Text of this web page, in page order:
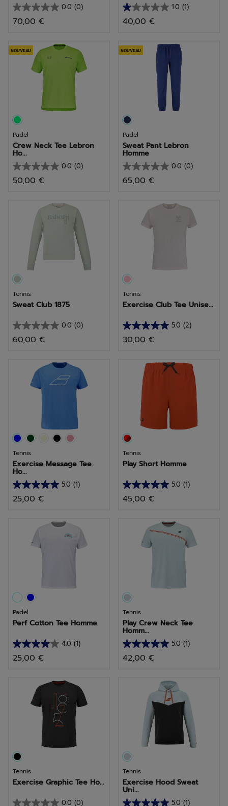
0.0 (0)
0.0
sur
étoiles.
70,00 €
1.0 (1)
1.0
sur
étoiles.
40,00 €
NOUVEAU
Padel
Crew Neck Tee Lebron
Ho...
0.0 (0)
0.0
sur
étoiles.
50,00 €
NOUVEAU
Padel
Sweat Pant Lebron
Homme
0.0 (0)
0.0
sur
étoiles.
65,00 €
Tennis
Sweat Club 1875
0.0 (0)
0.0
sur
étoiles.
60,00 €
Tennis
Exercise Club Tee Unise...
5.0 (2)
5.0
sur
étoiles.
30,00 €
Tennis
Exercise Message Tee
Ho...
5.0 (1)
5.0
sur
étoiles.
25,00 €
Tennis
Play Short Homme
5.0 (1)
5.0
sur
étoiles.
45,00 €
Padel
Perf Cotton Tee Homme
4.0 (1)
4.0
sur
étoiles.
25,00 €
Tennis
Play Crew Neck Tee
Homm...
5.0 (1)
5.0
sur
42,00 €
Tennis
Exercise Graphic Tee Ho...
0.0 (0)
Tennis
Exercise Hood Sweat
Uni...
5.0 (1)